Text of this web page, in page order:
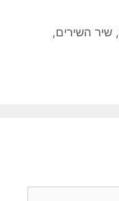
,שיר השירים,